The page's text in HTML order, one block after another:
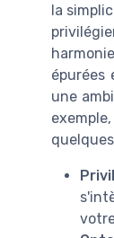
la
épurées
une